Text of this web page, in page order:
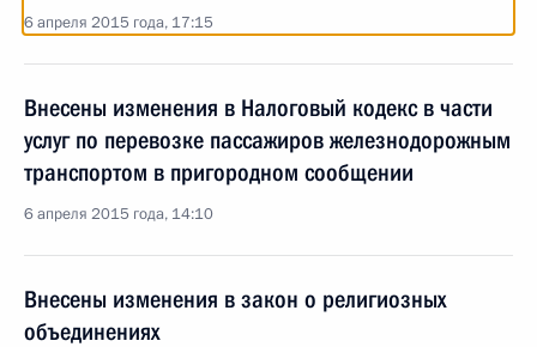
6 апреля 2015 года, 17:15
Внесены изменения в Налоговый кодекс в части
услуг по перевозке пассажиров железнодорожным
транспортом в пригородном сообщении
6 апреля 2015 года, 14:10
Внесены изменения в закон о религиозных
объединениях